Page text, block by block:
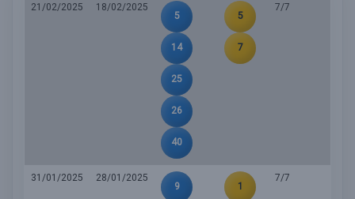
21/02/2025
18/02/2025
5
14
25
26
40
5
7
7/7
31/01/2025
28/01/2025
9
1
7/7